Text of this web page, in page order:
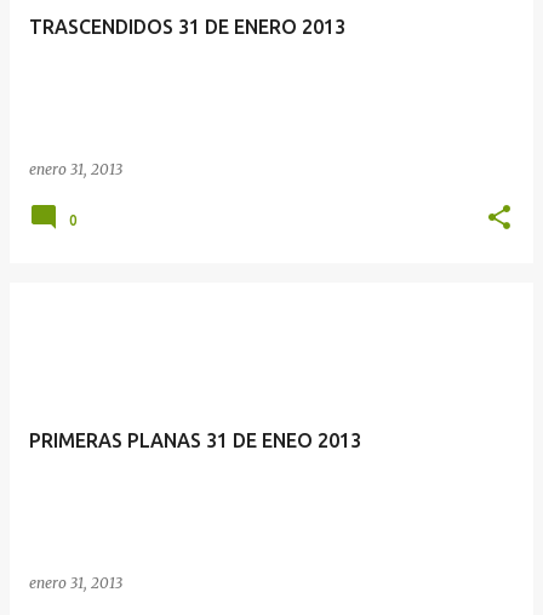
TRASCENDIDOS 31 DE ENERO 2013
enero 31, 2013
0
PRIMERAS PLANAS 31 DE ENEO 2013
enero 31, 2013